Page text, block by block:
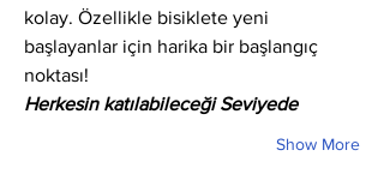
kolay. Özellikle bisiklete yeni
başlayanlar için harika bir başlangıç
noktası!
Herkesin katılabileceği Seviyede
Show More